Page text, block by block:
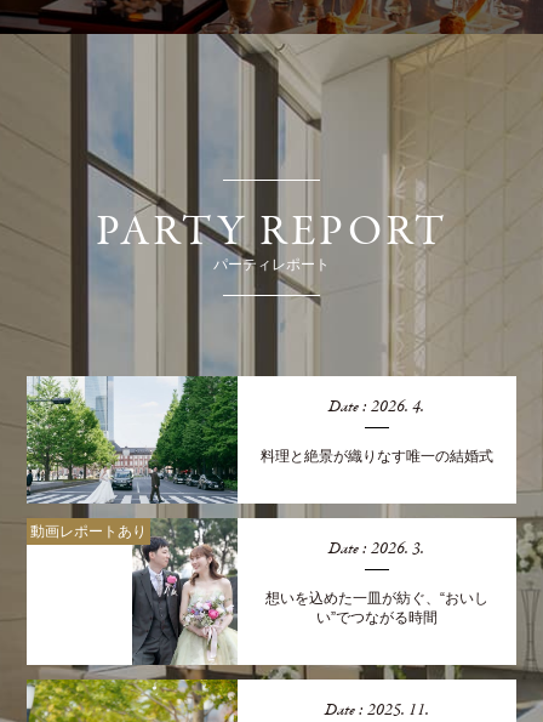
PARTY REPORT
パーティレポート
Date : 2026. 4.
料理と絶景が織りなす唯一の結婚式
動画レポートあり
Date : 2026. 3.
想いを込めた一皿が紡ぐ、“おいし
い”でつながる時間
Date : 2025. 11.